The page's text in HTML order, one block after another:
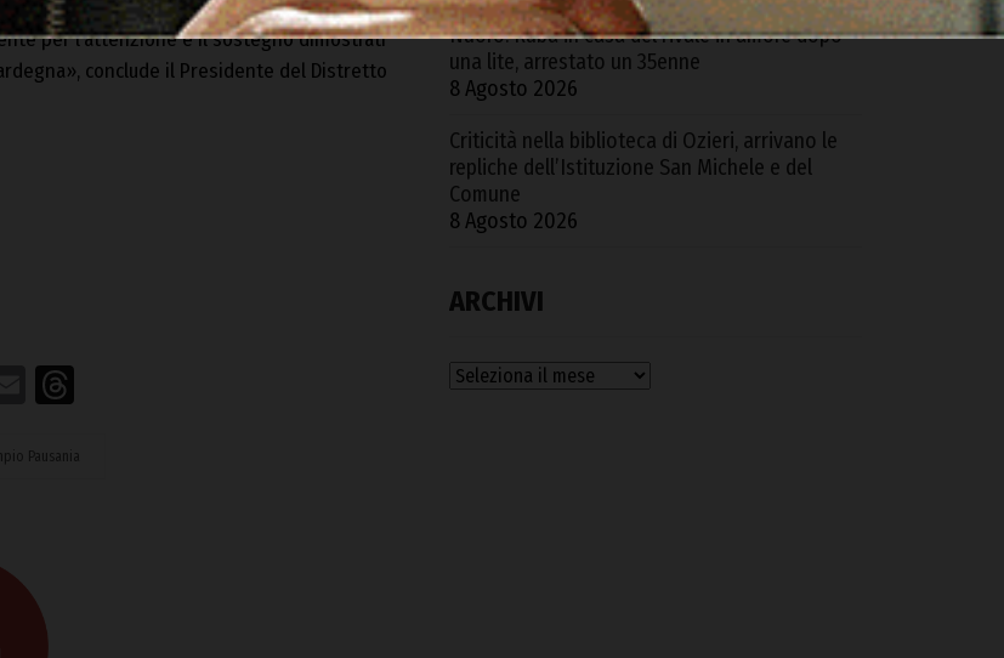
la richiesta di proroga presentata
per l’attenzione e il sostegno dimostrati
conclude il Presidente del Distretto
Telegram
Email
Pausania
Nuoro. Ruba in casa del rivale in amore dopo
una lite, arrestato un 35enne
8 Agosto 2026
Criticità nella biblioteca di Ozieri, arrivano le
repliche dell’Istituzione San Michele e del
Comune
8 Agosto 2026
ARCHIVI
Archivi